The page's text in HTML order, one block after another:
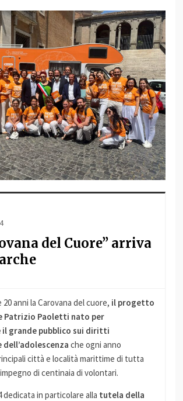
del Cuore” arriva
20 anni la Carovana del cuore, il progetto
Patrizio Paoletti nato per
il grande pubblico sui diritti
dell’adolescenza che ogni anno
città e località marittime di tutta
di centinaia di volontari.
dedicata in particolare alla tutela della